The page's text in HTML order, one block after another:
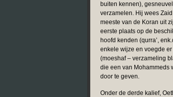
buiten kennen),
verzamelen. Hij wees
meeste van de Koran uit
eerste plaats op de
hoofd kenden (qurra’,
enkele wijze en voegde
(moeshaf – verzameling
die een van Mohammeds
door te geven.
Onder de derde kalief,